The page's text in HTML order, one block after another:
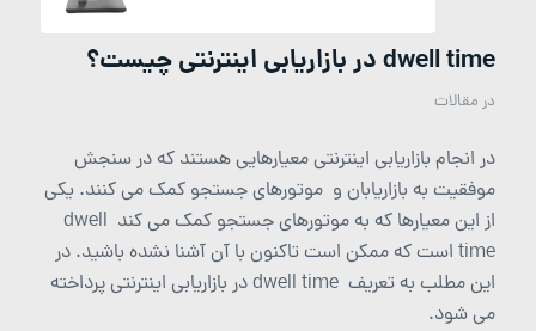
dwell time در بازاریابی اینترنتی چیست؟
در مقالات
در انجام بازاریابی اینترنتی معیارهایی هستند که در سنجش
موفقیت به بازاریابان و موتورهای جستجو کمک می کنند. یکی
از این معیارها که به موتورهای جستجو کمک می کند dwell
time است که ممکن است تاکنون با آن آشنا نشده باشید. در
این مطلب به تعریف dwell time در بازاریابی اینترنتی پرداخته
می شود.